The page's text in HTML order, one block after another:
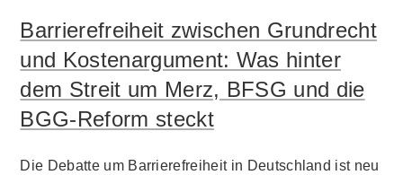
Barrierefreiheit zwischen Grundrecht
und Kostenargument: Was hinter
dem Streit um Merz, BFSG und die
BGG-Reform steckt
Die Debatte um Barrierefreiheit in Deutschland ist neu